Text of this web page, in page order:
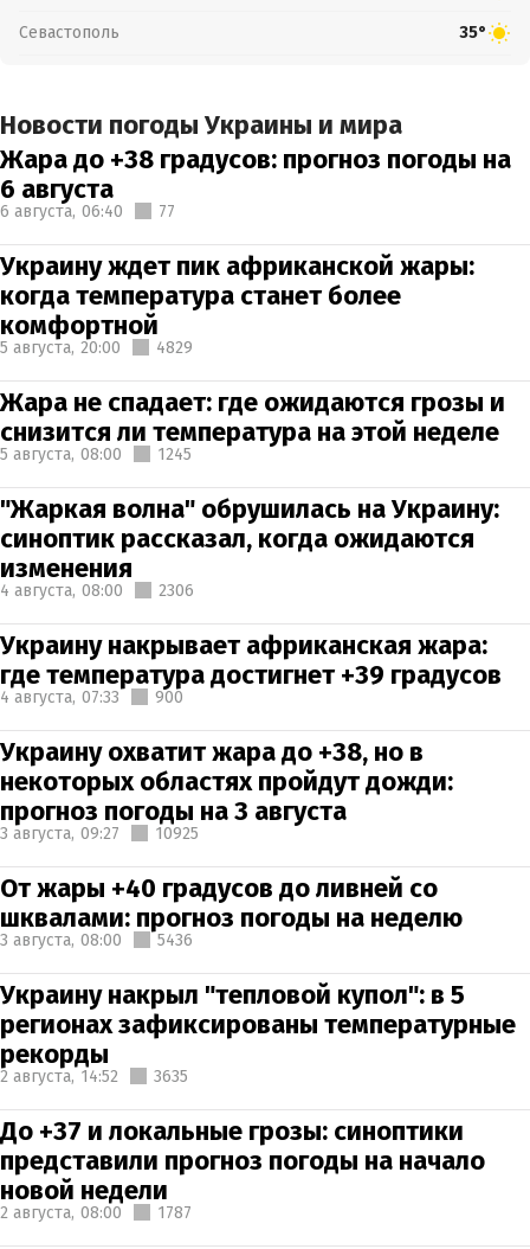
Севастополь 35°
Новости погоды Украины и мира
Жара до +38 градусов: прогноз погоды на
6 августа
6 августа, 06:40 77
Украину ждет пик африканской жары:
когда температура станет более
комфортной
5 августа, 20:00 4829
Жара не спадает: где ожидаются грозы и
снизится ли температура на этой неделе
5 августа, 08:00 1245
"Жаркая волна" обрушилась на Украину:
синоптик рассказал, когда ожидаются
изменения
4 августа, 08:00 2306
Украину накрывает африканская жара:
где температура достигнет +39 градусов
4 августа, 07:33 900
Украину охватит жара до +38, но в
некоторых областях пройдут дожди:
прогноз погоды на 3 августа
3 августа, 09:27 10925
От жары +40 градусов до ливней со
шквалами: прогноз погоды на неделю
3 августа, 08:00 5436
Украину накрыл "тепловой купол": в 5
регионах зафиксированы температурные
рекорды
2 августа, 14:52 3635
До +37 и локальные грозы: синоптики
представили прогноз погоды на начало
новой недели
2 августа, 08:00 1787